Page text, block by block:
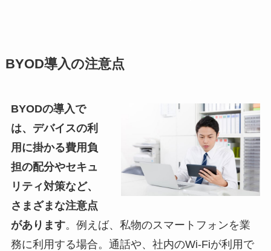
BYOD導入の注意点
BYODの導入で
は、デバイスの利
用に掛かる費用負
担の配分やセキュ
リティ対策など、
さまざまな注意点
があります。例えば、私物のスマートフォンを業
務に利用する場合。通話や、社内のWi-Fiが利用で